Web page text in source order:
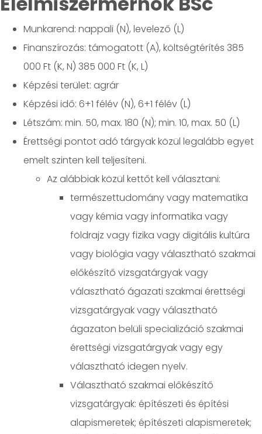
Munkarend: nappali (N), levelező (L)
Finanszírozás: támogatott (A), költségtérítés 385
000 Ft (K, N) 385 000 Ft (K, L)
Képzési terület: agrár
Képzési idő: 6+1 félév (N), 6+1 félév (L)
Létszám: min. 50, max. 180 (N); min. 10, max. 50 (L)
Érettségi pontot adó tárgyak közül legalább egyet
emelt szinten kell teljesíteni.
Az alábbiak közül kettőt kell választani:
természettudomány vagy matematika
vagy kémia vagy informatika vagy
földrajz vagy fizika vagy digitális kultúra
vagy biológia vagy választható szakmai
előkészítő vizsgatárgyak vagy
választható ágazati szakmai érettségi
vizsgatárgyak vagy választható
ágazaton belüli specializáció szakmai
érettségi vizsgatárgyak vagy egy
választható idegen nyelv.
Választható szakmai előkészítő
vizsgatárgyak: építészeti és építési
alapismeretek; építészeti alapismeretek;